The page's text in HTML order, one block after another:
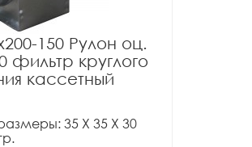
150 Рулон оц.
фильтр круглого
кассетный
35 X 35 X 30